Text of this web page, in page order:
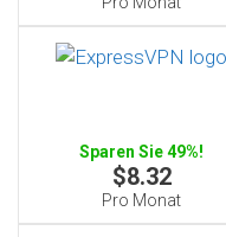
Sparen Sie 49%!
$8.32
Pro Monat